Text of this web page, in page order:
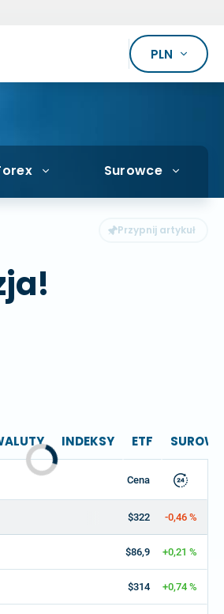
PLN
Surowce
INDEKSY ETF
Cena
$322 -0,46 %
$86,9 +0,21 %
$314 +0,74 %